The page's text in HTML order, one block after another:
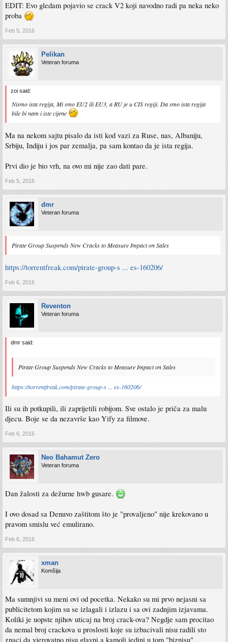
EDIT: Evo gledam pojavio se crack V2 koji navodno radi pa neka neko
proba
Feb 5, 2016
Pelikan
Veteran foruma
zoi said:
Nismo ista regija, Mi smo EU2 ili EU3, a RU je u CIS regiji. Da smo ista regija
bile bi nam i iste cijene
Ma na nekom sajtu pisalo da isti kod vazi za Ruse, nas, Albaniju,
Srbiju, Indiju i jos par zemalja, pa sam kontao da je ista regija.
Prvi dio je bio vrh, na ovo mi nije zao dati pare.
Feb 5, 2016
dmr
Veteran foruma
Pirate Group Suspends New Cracks to Measure Impact on Sales
https://torrentfreak.com/pirate-group-s ... es-160206/
Feb 6, 2016
Reventon
Veteran foruma
dmr said:
Pirate Group Suspends New Cracks to Measure Impact on Sales
https://torrentfreak.com/pirate-group-s ... es-160206/
Ili su ih potkupili, ili zaprijetili robijom. Sve ostalo je priča za malu
djecu. Boje se da nezavrše kao Yify za filmove.
Feb 6, 2016
Neo Bahamut Zero
Veteran foruma
Dan žalosti za dežurne hwb gusare.
I ovo dosad sa Denuvo zaštitom što je "provaljeno" nije krekovano u
pravom smislu već emulirano.
Feb 6, 2016
xman
Komšija
Ma sumnjivi su meni ovi od pocetka. Nekako su mi prvo nejasni sa
publicitetom kojim su se izlagali i izlazu i sa ovi zadnjim izjavama.
Koliki je uopste njihov uticaj na broj crack-ova? Negdje sam procitao
da nemal broj crackova u proslosti koje su izbacivali nisu radili sto
znaci da vjerovatno nisu glavni a kamoli jedini u tom "biznisu".